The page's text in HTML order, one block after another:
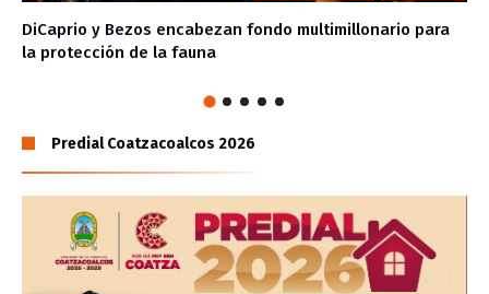
DiCaprio y Bezos encabezan fondo multimillonario para
la protección de la fauna
Predial Coatzacoalcos 2026